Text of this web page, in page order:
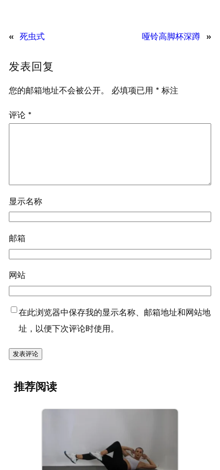
« 死虫式 哑铃高脚杯深蹲 »
发表回复
您的邮箱地址不会被公开。 必填项已用 * 标注
评论 *
显示名称
邮箱
网站
在此浏览器中保存我的显示名称、邮箱地址和网站地
址，以便下次评论时使用。
推荐阅读